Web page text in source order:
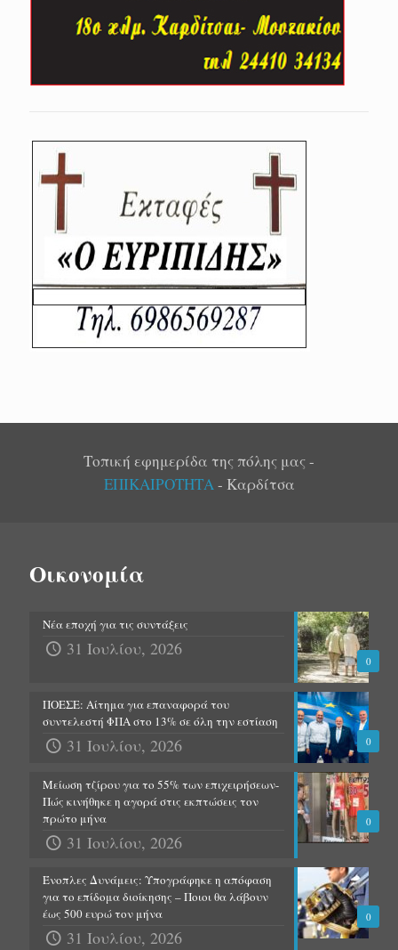
Τοπική εφημερίδα της πόλης μας -
ΕΠΙΚΑΙΡΟΤΗΤΑ- Καρδίτσα
Οικονομία
0
Νέα εποχή για τις συντάξεις
31 Ιουλίου, 2026
0
ΠΟΕΣΕ: Αίτημα για επαναφορά του
συντελεστή ΦΠΑ στο 13% σε όλη την εστίαση
31 Ιουλίου, 2026
0
Μείωση τζίρου για το 55% των επιχειρήσεων-
Πώς κινήθηκε η αγορά στις εκπτώσεις τον
πρώτο μήνα
31 Ιουλίου, 2026
0
Ένοπλες Δυνάμεις: Υπογράφηκε η απόφαση
για το επίδομα διοίκησης – Ποιοι θα λάβουν
έως 500 ευρώ τον μήνα
31 Ιουλίου, 2026